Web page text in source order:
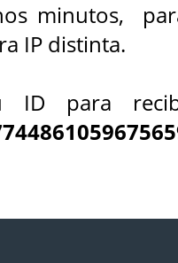
minutos,
IP distinta.
ID para